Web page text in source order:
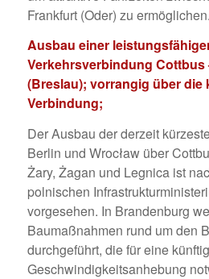
Frankfurt (Oder) zu ermöglichen.
Ausbau einer
Verkehrsverbindung Cottbus
(Breslau); vorrangig über die
Verbindung;
Der Ausbau der derzeit
Berlin und Wrocław über
Żary, Żagan und Legnica ist
polnischen
vorgesehen. In Brandenburg
Baumaßnahmen rund um den
durchgeführt, die für eine
Geschwindigkeitsanhebung